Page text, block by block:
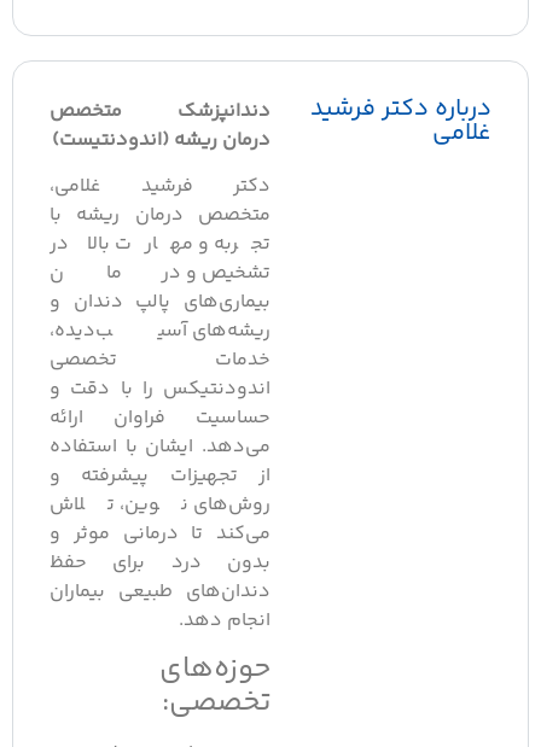
درباره دکتر فرشید
غلامی
دندانپزشک متخصص
درمان ریشه (اندودنتیست)
دکتر فرشید غلامی،
متخصص درمان ریشه با
تجربه و مهارت بالا در
تشخیص و درمان
بیماری‌های پالپ دندان و
ریشه‌های آسیب‌دیده،
خدمات تخصصی
اندودنتیکس را با دقت و
حساسیت فراوان ارائه
می‌دهد. ایشان با استفاده
از تجهیزات پیشرفته و
روش‌های نوین، تلاش
می‌کند تا درمانی موثر و
بدون درد برای حفظ
دندان‌های طبیعی بیماران
انجام دهد.
حوزه‌های
تخصصی: